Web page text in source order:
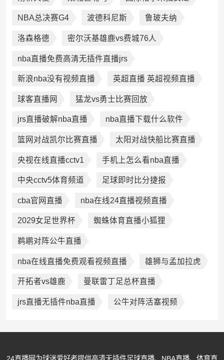
NBA总决赛G4 波德科尼斯 鲁玻夫纳
洛森格德 密尔沃基雄鹿vs费城76人
nba直播免费高清无插件直播jrs
新浪nba没有视频直播 英超直播 英超视频直播
球客直播网 猛龙vs勇士比赛回放
jrs直播破解nba直播 nba直播下载什么软件
篮网对战凯尔比赛直播 太阳对战快船比赛直播
央视在线直播cctv1 手机上怎么看nba直播
中央cctv5体育频道 足球即时比分捷报
cba官网直播 nba在线24直播视频直播
2029女足世界杯 蜘蛛体育直播小狐狸
鹈鹕对阵公牛直播
nba在线直播免费观看视频直播 雄狮与孟加拉虎
开拓者vs雄鹿 曼联雷丁足总杯直播
jrs直播无插件nba直播 公牛对阵活塞视频